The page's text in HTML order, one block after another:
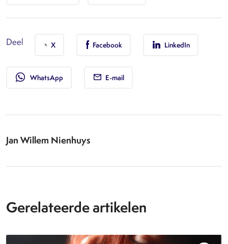
Deel X Facebook LinkedIn
whatsapp WhatsApp E-mail
Jan Willem Nienhuys
Gerelateerde artikelen